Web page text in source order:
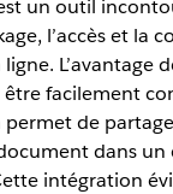
un outil
l’accès et la
L’avantage
facilement
permet de
dans un
intégration